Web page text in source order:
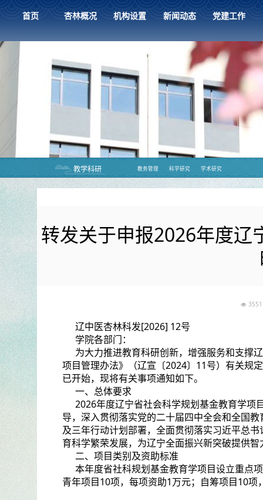
首页 杏林概况 机构设置 新闻动态 党建工作
教学科研 教务管理 科学研究 学术研究
转发关于申报2026年度辽
辽中医杏林科发[2026] 12号
学院各部门：
为大力推进教育科研创新，增强服务和支撑
项目管理办法》（辽宣〔2024〕11号）有关规
已开始，现将有关事项通知如下。
一、总体要求
2026年度辽宁省社会科学规划基金教育学项
导，深入贯彻落实党的二十届四中全会和全国
及三年行动计划部署，全面贯彻落实习近平总
育科学繁荣发展，为辽宁全面振兴新突破提供智
二、项目类别及资助标准
本年度省社科规划基金教育学项目设立重点
青年项目10项，每项资助1万元；自筹项目10项